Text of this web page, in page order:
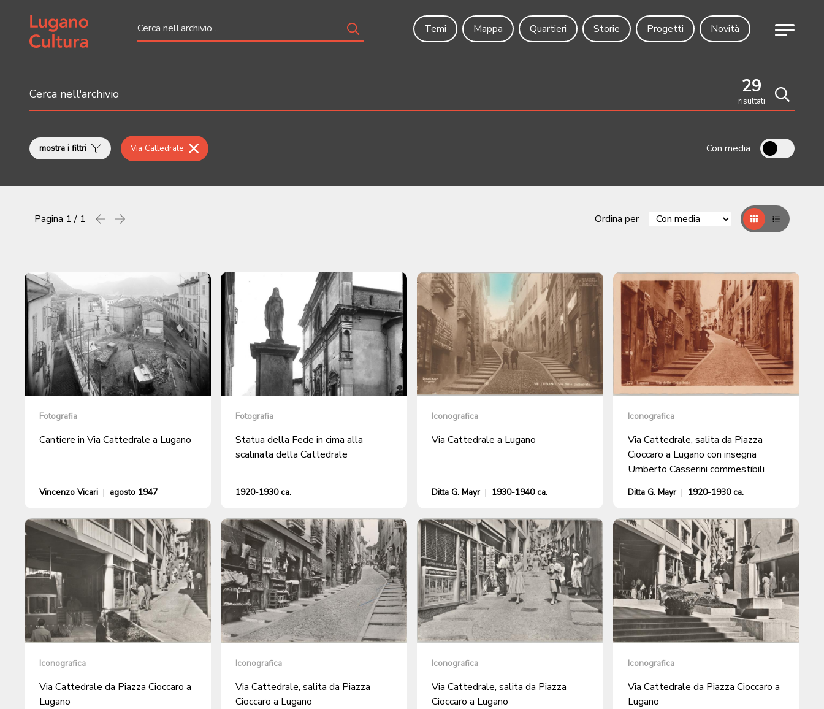
Home page
Temi
Mappa Quartieri Storie Progetti Novità Menu
29
risultati
Cerca
mostra i filtri Via Cattedrale Con media
Pagina 1 / 1 Precedente
successiva Ordina per GrigliaTable
Fotografia
Cantiere in Via Cattedrale a Lugano
Vincenzo Vicari | agosto 1947
Fotografia
Statua della Fede in cima alla
scalinata della Cattedrale
1920-1930 ca.
Iconografica
Via Cattedrale a Lugano
Ditta G. Mayr | 1930-1940 ca.
Iconografica
Via Cattedrale, salita da Piazza
Cioccaro a Lugano con insegna
Umberto Casserini commestibili
Ditta G. Mayr | 1920-1930 ca.
Iconografica
Via Cattedrale da Piazza Cioccaro a
Lugano
Iconografica
Via Cattedrale, salita da Piazza
Cioccaro a Lugano
Iconografica
Via Cattedrale, salita da Piazza
Cioccaro a Lugano
Iconografica
Via Cattedrale da Piazza Cioccaro a
Lugano